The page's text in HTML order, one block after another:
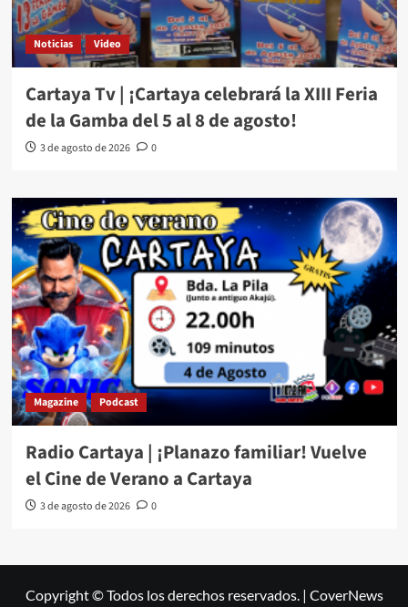
Noticias Video
Cartaya Tv | ¡Cartaya celebrará la XIII Feria
de la Gamba del 5 al 8 de agosto!
3 de agosto de 2026 0
Magazine Podcast
Radio Cartaya | ¡Planazo familiar! Vuelve
el Cine de Verano a Cartaya
3 de agosto de 2026 0
Copyright © Todos los derechos reservados. | CoverNews